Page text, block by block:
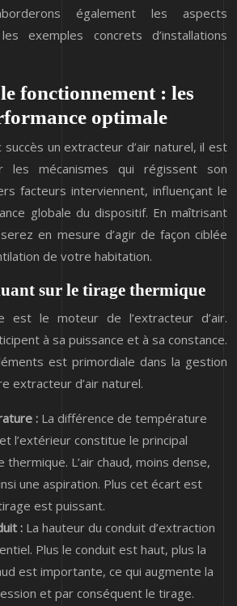
également les aspects
exemples concrets d’installations
fonctionnement : les
optimale
succès un extracteur d’air naturel, il est
les mécanismes qui régissent son
facteurs interviennent, influençant le
globale du dispositif. En maîtrisant
en mesure d’agir de façon ciblée
de votre habitation.
sur le tirage thermique
est le moteur de l’extracteur d’air.
à sa puissance et à sa constance.
est primordiale dans la gestion
extracteur d’air naturel.
: La différence de température
l’extérieur constitue le principal
L’air chaud, moins dense,
une aspiration. Plus cet écart est
est puissant.
: La hauteur du conduit d’extraction
Plus le conduit est haut, plus la
est importante, ce qui augmente la
et par conséquent le tirage.